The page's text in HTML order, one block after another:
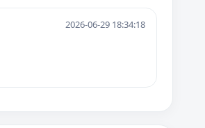
2026-06-29 18:34:18